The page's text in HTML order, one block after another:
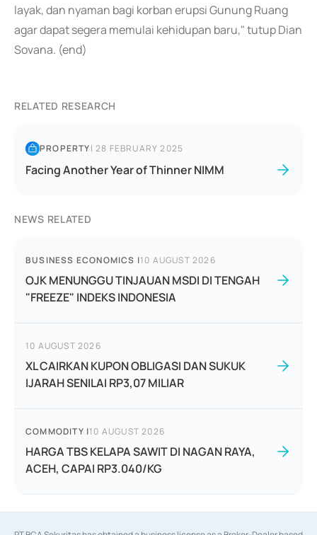
layak, dan nyaman bagi korban erupsi Gunung Ruang
agar dapat segera memulai kehidupan baru," tutup Dian
Sovana. (end)
RELATED RESEARCH
PROPERTY|28 FEBRUARY 2025
Facing Another Year of Thinner NIMM
NEWS RELATED
BUSINESS ECONOMICS |10 AUGUST 2026
OJK MENUNGGU TINJAUAN MSDI DI TENGAH
"FREEZE" INDEKS INDONESIA
10 AUGUST 2026
XL CAIRKAN KUPON OBLIGASI DAN SUKUK
IJARAH SENILAI RP3,07 MILIAR
COMMODITY |10 AUGUST 2026
HARGA TBS KELAPA SAWIT DI NAGAN RAYA,
ACEH, CAPAI RP3.040/KG